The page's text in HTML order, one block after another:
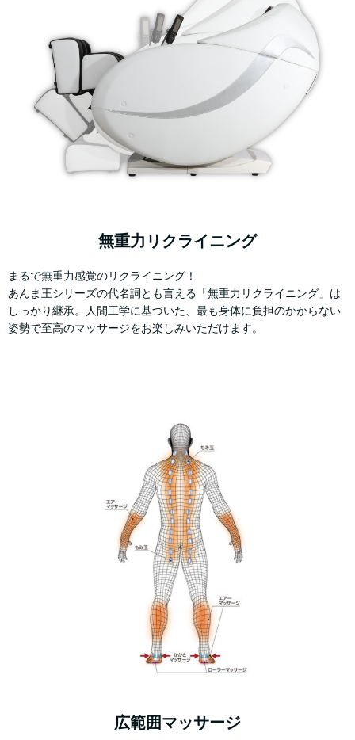
無重力リクライニング
まるで無重力感覚のリクライニング！
あんま王シリーズの代名詞とも言える「無重力リクライニング」は
しっかり継承。人間工学に基づいた、最も身体に負担のかからない
姿勢で至高のマッサージをお楽しみいただけます。
広範囲マッサージ